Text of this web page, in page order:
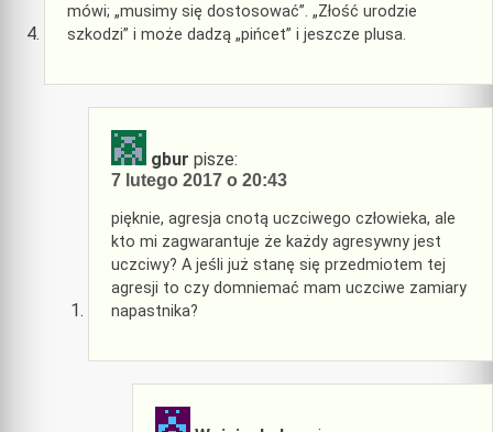
mówi; „musimy się dostosować”. „Złość urodzie
szkodzi” i może dadzą „pińcet” i jeszcze plusa.
gbur pisze:
7 lutego 2017 o 20:43
pięknie, agresja cnotą uczciwego człowieka, ale
kto mi zagwarantuje że każdy agresywny jest
uczciwy? A jeśli już stanę się przedmiotem tej
agresji to czy domniemać mam uczciwe zamiary
napastnika?